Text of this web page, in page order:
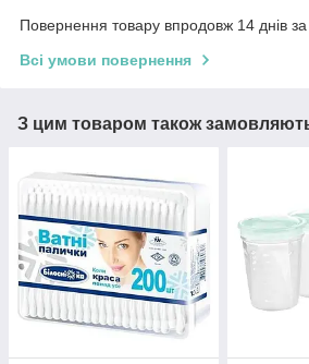
Повернення товару впродовж 14 днів
Всі умови повернення
З цим товаром також